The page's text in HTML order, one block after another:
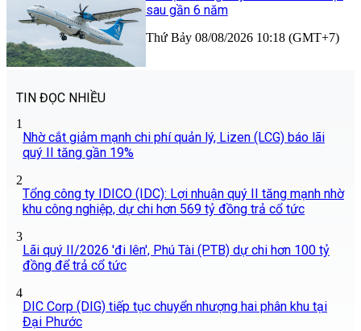
sau gần 6 năm
Thứ Bảy 08/08/2026 10:18 (GMT+7)
TIN ĐỌC NHIỀU
1
Nhờ cắt giảm mạnh chi phí quản lý, Lizen (LCG) báo lãi
quý II tăng gần 19%
2
Tổng công ty IDICO (IDC): Lợi nhuận quý II tăng mạnh nhờ
khu công nghiệp, dự chi hơn 569 tỷ đồng trả cổ tức
3
Lãi quý II/2026 'đi lên', Phú Tài (PTB) dự chi hơn 100 tỷ
đồng để trả cổ tức
4
DIC Corp (DIG) tiếp tục chuyển nhượng hai phân khu tại
Đại Phước